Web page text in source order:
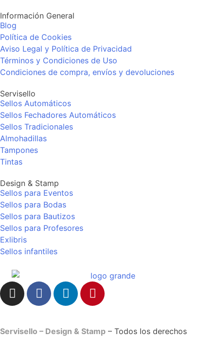
Información General
Blog
Política de Cookies
Aviso Legal y Política de Privacidad
Términos y Condiciones de Uso
Condiciones de compra, envíos y devoluciones
Servisello
Sellos Automáticos
Sellos Fechadores Automáticos
Sellos Tradicionales
Almohadillas
Tampones
Tintas
Design & Stamp
Sellos para Eventos
Sellos para Bodas
Sellos para Bautizos
Sellos para Profesores
Exlibris
Sellos infantiles
Servisello – Design & Stamp – Todos los derechos